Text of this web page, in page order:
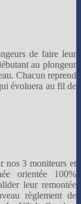
de faire leur
au plongeur
Chacun reprend
évoluera au fil de
nos 3 moniteurs et
orientée 100%
leur remontée
règlement de